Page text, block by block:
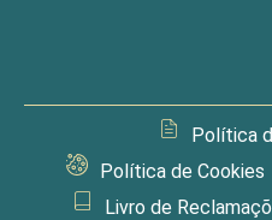
Política
Política de Cookies
Livro de